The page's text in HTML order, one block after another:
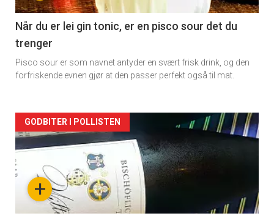
2
Når du er lei gin tonic, er en pisco sour det du
trenger
Pisco sour er som navnet antyder en svært frisk drink, og den
forfriskende evnen gjør at den passer perfekt også til mat.
Forsiden
akkurat
nå+
GODBITER I POLLISTEN